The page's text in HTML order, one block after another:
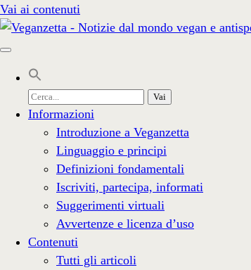
Vai ai contenuti
Cerca
per:
Informazioni
Introduzione a Veganzetta
Linguaggio e principi
Definizioni fondamentali
Iscriviti, partecipa, informati
Suggerimenti virtuali
Avvertenze e licenza d’uso
Contenuti
Tutti gli articoli